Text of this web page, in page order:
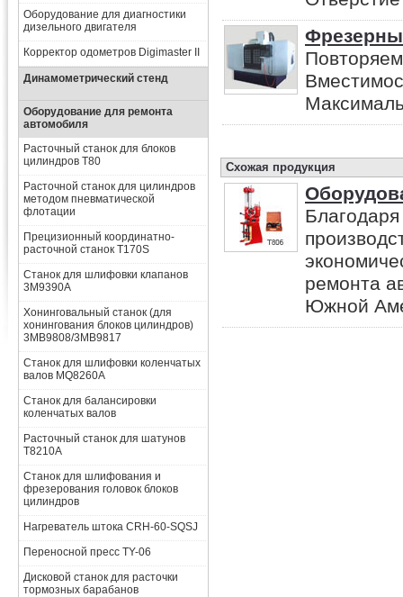
Оборудование для диагностики
дизельного двигателя
Корректор одометров Digimaster II
Динамометрический стенд
Оборудование для ремонта
автомобиля
Расточный станок для блоков
цилиндров T80
Расточной станок для цилиндров
методом пневматической
флотации
Прецизионный координатно-
расточной станок T170S
Станок для шлифовки клапанов
3M9390A
Хонинговальный станок (для
хонингования блоков цилиндров)
3MB9808/3MB9817
Станок для шлифовки коленчатых
валов MQ8260A
Станок для балансировки
коленчатых валов
Расточный станок для шатунов
T8210A
Станок для шлифования и
фрезерования головок блоков
цилиндров
Нагреватель штока CRH-60-SQSJ
Переносной пресс TY-06
Дисковой станок для расточки
тормозных барабанов
Схожая продукция
ремонта
Южной